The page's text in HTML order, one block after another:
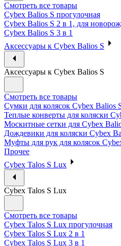
Смотреть все товары
Cybex Balios S прогулочная
Cybex Balios S 2 в 1, для
Cybex Balios S 3 в 1
Аксессуары к Cybex Balios S
Аксессуары к Cybex Balios S
Смотреть все товары
Сумки для колясок Cybex Balios
Теплые конверты для коляски
Москитные сетки для Cybex
Дождевики для коляски Cybex
Муфты для рук для колясок
Прочее
Cybex Talos S Lux
Cybex Talos S Lux
Смотреть все товары
Cybex Talos S Lux прогулочная
Cybex Talos S Lux 2 в 1
Cybex Talos S Lux 3 в 1